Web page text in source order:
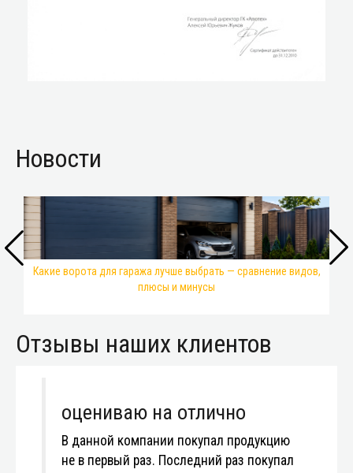
Новости
Какие ворота для гаража лучше выбрать — сравнение видов,
плюсы и минусы
Отзывы наших клиентов
оцениваю на отлично
В данной компании покупал продукцию
не в первый раз. Последний раз покупал